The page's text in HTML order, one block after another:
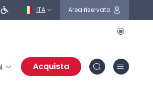
ITA Area riservata
Acquista